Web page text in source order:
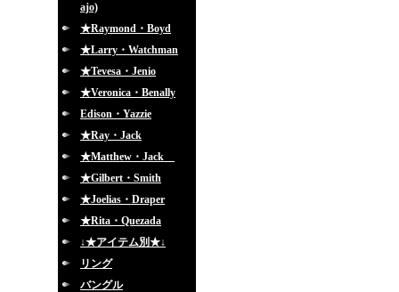
ajo)
★Raymond・Boyd
★Larry・Watchman
★Tevesa・Jenio
★Veronica・Benally
Edison・Yazzie
★Ray・Jack
★Matthew・Jack
★Gilbert・Smith
★Joelias・Draper
★Rita・Quezada
↓★アイテム別★↓
リング
バングル